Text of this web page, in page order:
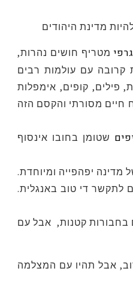
מדינת היהודים
מטריף חושים נהרות,
קרובה עם עולמות רבים
פילים, קופים, אימפלות
חיים מסורתי והקסם הזה
שטומן בחובו אינסוף
יפהפייה ומיוחדת.
לתקשר די טוב באנגלית.
בחבורות קטנות, אבל עם
אבל תהיו עם המצלמה